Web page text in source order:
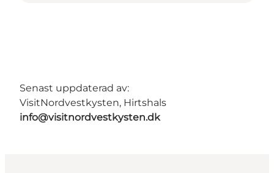
Senast uppdaterad av:
VisitNordvestkysten, Hirtshals
info@visitnordvestkysten.dk